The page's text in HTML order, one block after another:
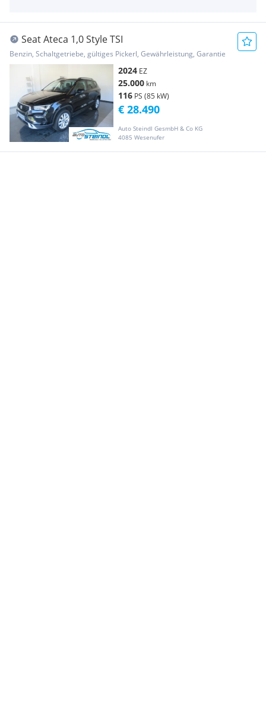
Seat Ateca 1,0 Style TSI
Benzin, Schaltgetriebe, gültiges Pickerl, Gewährleistung, Garantie
2024 EZ
25.000 km
116 PS (85 kW)
Auto Steindl GesmbH & Co KG
4085 Wesenufer
€ 28.490